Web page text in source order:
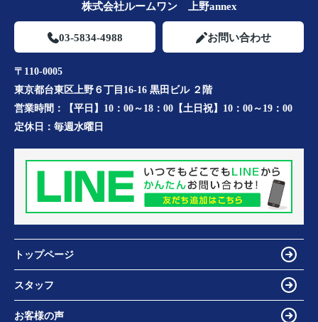
株式会社ルームワン 上野annex
03-5834-4988 お問い合わせ
〒110-0005
東京都台東区上野６丁目16-16 黒田ビル ２階
営業時間：
【平日】10：00～18：00【土日祝】10：00～19：00
定休日： 毎週水曜日
トップページ
スタッフ
お客様の声